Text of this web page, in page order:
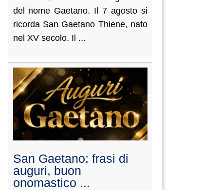
del nome Gaetano. Il 7 agosto si
ricorda San Gaetano Thiene, nato
nel XV secolo. Il ...
San Gaetano: frasi di
auguri, buon
onomastico ...